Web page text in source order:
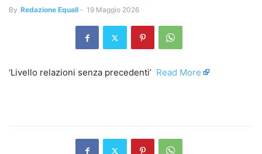
By Redazione Equall - 19 Maggio 2026
‘Livello relazioni senza precedenti’ ​ Read More